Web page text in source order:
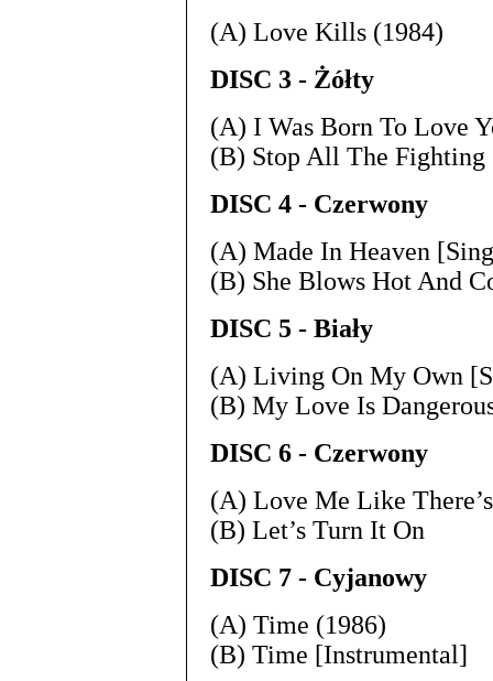
(A) Love Kills (1984)
DISC 3 - Żółty
(A) I Was Born To Love
(B) Stop All The
DISC 4 - Czerwony
(A) Made In Heaven
(B) She Blows Hot And
DISC 5 - Biały
(A) Living On My Own
(B) My Love Is
DISC 6 - Czerwony
(A) Love Me Like
(B) Let’s Turn It On
DISC 7 - Cyjanowy
(A) Time (1986)
(B) Time [Instrumental]